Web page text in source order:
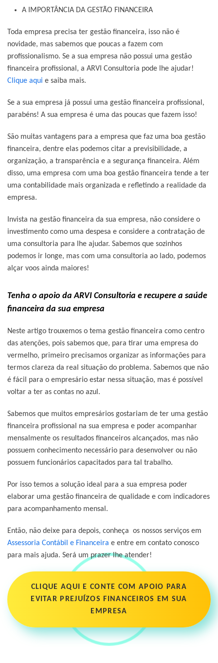
A IMPORTÂNCIA DA GESTÃO FINANCEIRA
Toda empresa precisa ter gestão financeira, isso não é
novidade, mas sabemos que poucas a fazem com
profissionalismo. Se a sua empresa não possui uma gestão
financeira profissional, a ARVI Consultoria pode lhe ajudar!
Clique aqui e saiba mais.
Se a sua empresa já possui uma gestão financeira profissional,
parabéns! A sua empresa é uma das poucas que fazem isso!
São muitas vantagens para a empresa que faz uma boa gestão
financeira, dentre elas podemos citar a previsibilidade, a
organização, a transparência e a segurança financeira. Além
disso, uma empresa com uma boa gestão financeira tende a ter
uma contabilidade mais organizada e refletindo a realidade da
empresa.
Invista na gestão financeira da sua empresa, não considere o
investimento como uma despesa e considere a contratação de
uma consultoria para lhe ajudar. Sabemos que sozinhos
podemos ir longe, mas com uma consultoria ao lado, podemos
alçar voos ainda maiores!
Tenha o apoio daARVI Consultoria e recupere a saúde
financeira da sua empresa
Neste artigo trouxemos o tema gestão financeira como centro
das atenções, pois sabemos que, para tirar uma empresa do
vermelho, primeiro precisamos organizar as informações para
termos clareza da real situação do problema. Sabemos que não
é fácil para o empresário estar nessa situação, mas é possível
voltar a ter as contas no azul.
Sabemos que muitos empresários gostariam de ter uma gestão
financeira profissional na sua empresa e poder acompanhar
mensalmente os resultados financeiros alcançados, mas não
possuem conhecimento necessário para desenvolver ou não
possuem funcionários capacitados para tal trabalho.
Por isso temos a solução ideal para a sua empresa poder
elaborar uma gestão financeira de qualidade e com indicadores
para acompanhamento mensal.
Então, não deixe para depois, conheça os nossos serviços em
Assessoria Contábil e Financeira e entre em contato conosco
para mais ajuda. Será um prazer lhe atender!
CLIQUE AQUI E CONTE COM APOIO PARA
EVITAR PREJUÍZOS FINANCEIROS EM SUA
EMPRESA